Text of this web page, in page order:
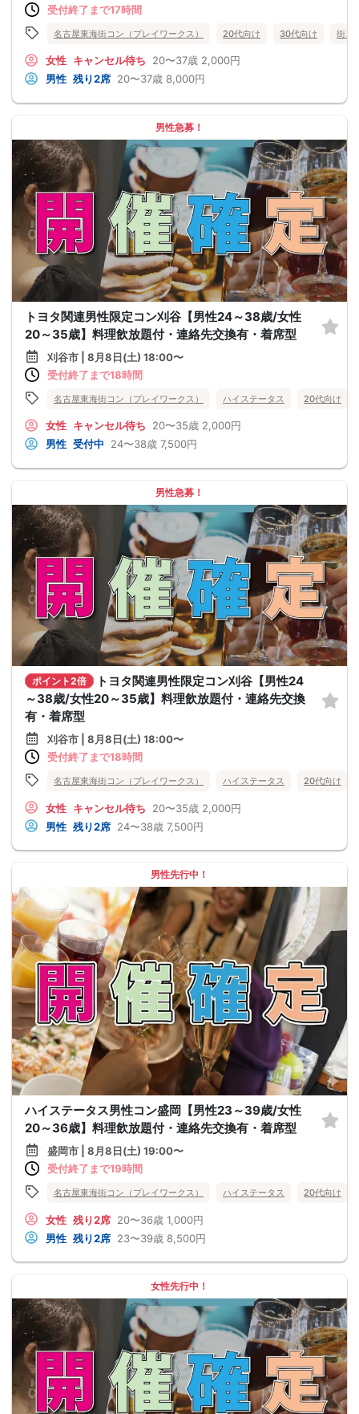
受付終了まで17時間
名古屋東海街コン（プレイワークス） 20代向け 30代向け 街コ
女性 キャンセル待ち 20〜37歳 2,000円
男性 残り2席 20〜37歳 8,000円
男性急募！
トヨタ関連男性限定コン刈谷【男性24～38歳/女性
20～35歳】料理飲放題付・連絡先交換有・着席型
刈谷市 | 8月8日(土) 18:00〜
受付終了まで18時間
名古屋東海街コン（プレイワークス） ハイステータス 20代向け
女性 キャンセル待ち 20〜35歳 2,000円
男性 受付中 24〜38歳 7,500円
男性急募！
ポイント2倍
トヨタ関連男性限定コン刈谷【男性24
～38歳/女性20～35歳】料理飲放題付・連絡先交換
有・着席型
刈谷市 | 8月8日(土) 18:00〜
受付終了まで18時間
名古屋東海街コン（プレイワークス） ハイステータス 20代向け
女性 キャンセル待ち 20〜35歳 2,000円
男性 残り2席 24〜38歳 7,500円
男性先行中！
ハイステータス男性コン盛岡【男性23～39歳/女性
20～36歳】料理飲放題付・連絡先交換有・着席型
盛岡市 | 8月8日(土) 19:00〜
受付終了まで19時間
名古屋東海街コン（プレイワークス） ハイステータス 20代向け
女性 残り2席 20〜36歳 1,000円
男性 残り2席 23〜39歳 8,500円
女性先行中！